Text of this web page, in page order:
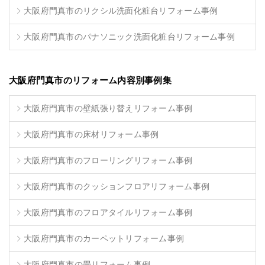
大阪府門真市のリクシル洗面化粧台リフォーム事例
大阪府門真市のパナソニック洗面化粧台リフォーム事例
大阪府門真市のリフォーム内容別事例集
大阪府門真市の壁紙張り替えリフォーム事例
大阪府門真市の床材リフォーム事例
大阪府門真市のフローリングリフォーム事例
大阪府門真市のクッションフロアリフォーム事例
大阪府門真市のフロアタイルリフォーム事例
大阪府門真市のカーペットリフォーム事例